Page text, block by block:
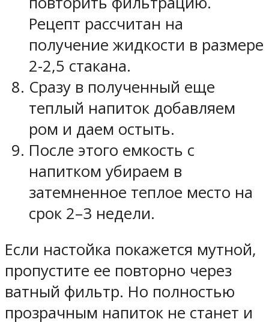
Рецепт рассчитан на
получение жидкости в размере
2-2,5 стакана.
Сразу в полученный еще
теплый напиток добавляем
ром и даем остыть.
После этого емкость с
напитком убираем в
затемненное теплое место на
срок 2–3 недели.
Если настойка покажется мутной,
пропустите ее повторно через
ватный фильтр. Но полностью
прозрачным напиток не станет и